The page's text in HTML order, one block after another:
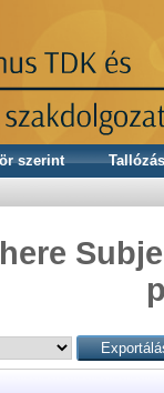
szerint